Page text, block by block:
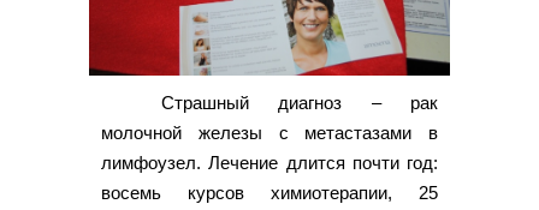
Страшный диагноз – рак
молочной железы с метастазами в
лимфоузел. Лечение длится почти год:
восемь курсов химиотерапии, 25